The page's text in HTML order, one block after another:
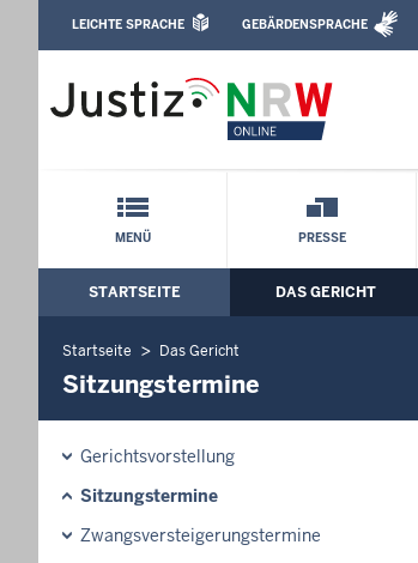
Amtsgericht Düsseldorf:
Leichte Sprache,
LEICHTE SPRACHE GEBÄRDENSPRACHE
Schnellnavigation mit Volltext-
MENÜ PRESSE
Hauptmenü: Hauptnavigation
STARTSEITE DAS GERICHT
Startseite Das Gericht
Sitzungstermine
Gerichtsvorstellung
Sitzungstermine
Zwangsversteigerungstermine